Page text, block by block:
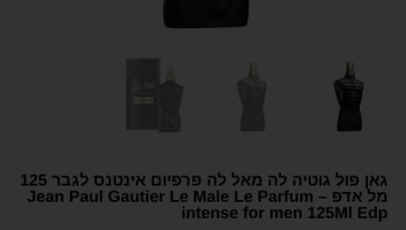
גאן פול גוטיה לה מאל לה פרפיום אינטנס לגבר 125
מל אדפ – Jean Paul Gautier Le Male Le Parfum
intense for men 125Ml Edp